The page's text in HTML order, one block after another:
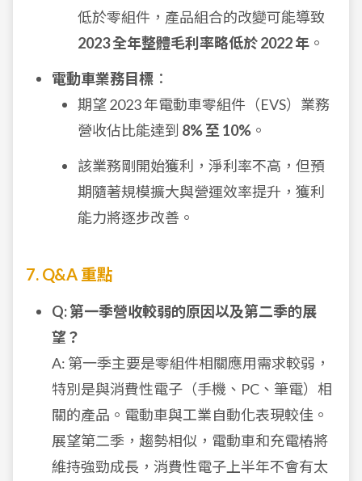
低於零組件，產品組合的改變可能導致
2023 全年整體毛利率略低於 2022 年 。
電動車業務目標 ：
期望 2023 年電動車零組件（EVS）業務
營收佔比能達到 8% 至 10% 。
該業務剛開始獲利，淨利率不高，但預
期隨著規模擴大與營運效率提升，獲利
能力將逐步改善。
7. Q&A 重點
Q: 第一季營收較弱的原因以及第二季的展
望？
A: 第一季主要是零組件相關應用需求較弱，
特別是與消費性電子（手機、PC、筆電）相
關的產品。電動車與工業自動化表現較佳。
展望第二季，趨勢相似，電動車和充電樁將
維持強勁成長，消費性電子上半年不會有太